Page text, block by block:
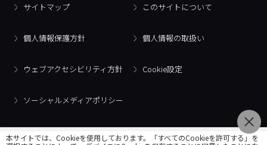
サイトマップ このサイトについて
個人情報保護方針 個人情報の取扱い
ウェブアクセシビリティ方針 Cookie設定
ソーシャルメディアポリシー
本サイトでは、Cookieを使用しております。「すべてのCookieを許可する」を